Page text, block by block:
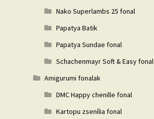
Nako Superlambs 25 fonal
Papatya Batik
Papatya Sundae fonal
Schachenmayr Soft & Easy fonal
Amigurumi fonalak
DMC Happy chenille fonal
Kartopu zsenília fonal